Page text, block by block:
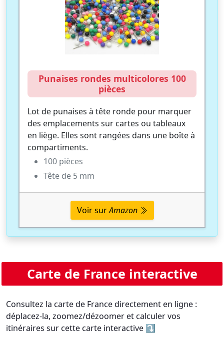
Punaises rondes multicolores 100
pièces
Lot de punaises à tête ronde pour marquer
des emplacements sur cartes ou tableaux
en liège. Elles sont rangées dans une boîte à
compartiments.
100 pièces
Tête de 5 mm
Voir surAmazon
Carte de France interactive
Consultez la carte de France directement en ligne :
déplacez-la, zoomez/dézoomer et calculer vos
itinéraires sur cette carte interactive ⤵